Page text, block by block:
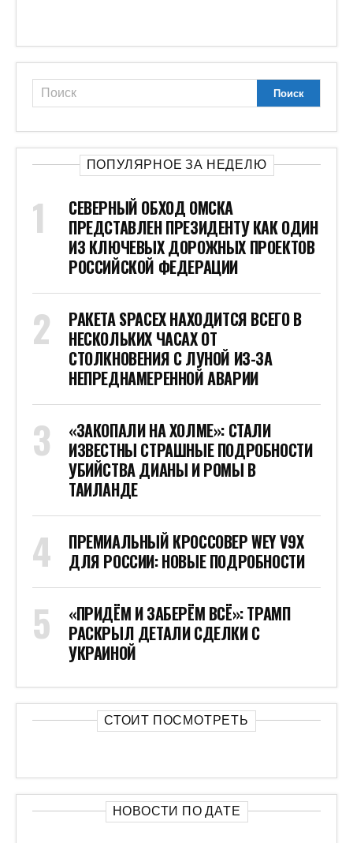
ПОПУЛЯРНОЕ ЗА НЕДЕЛЮ
СЕВЕРНЫЙ ОБХОД ОМСКА
ПРЕДСТАВЛЕН ПРЕЗИДЕНТУ КАК ОДИН
ИЗ КЛЮЧЕВЫХ ДОРОЖНЫХ ПРОЕКТОВ
РОССИЙСКОЙ ФЕДЕРАЦИИ
РАКЕТА SPACEX НАХОДИТСЯ ВСЕГО В
НЕСКОЛЬКИХ ЧАСАХ ОТ
СТОЛКНОВЕНИЯ С ЛУНОЙ ИЗ-ЗА
НЕПРЕДНАМЕРЕННОЙ АВАРИИ
«ЗАКОПАЛИ НА ХОЛМЕ»: СТАЛИ
ИЗВЕСТНЫ СТРАШНЫЕ ПОДРОБНОСТИ
УБИЙСТВА ДИАНЫ И РОМЫ В
ТАИЛАНДЕ
ПРЕМИАЛЬНЫЙ КРОССОВЕР WEY V9X
ДЛЯ РОССИИ: НОВЫЕ ПОДРОБНОСТИ
«ПРИДЁМ И ЗАБЕРЁМ ВСЁ»: ТРАМП
РАСКРЫЛ ДЕТАЛИ СДЕЛКИ С
УКРАИНОЙ
СТОИТ ПОСМОТРЕТЬ
НОВОСТИ ПО ДАТЕ